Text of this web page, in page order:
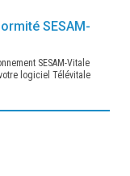
SESAM-
SESAM-Vitale
logiciel Télévitale